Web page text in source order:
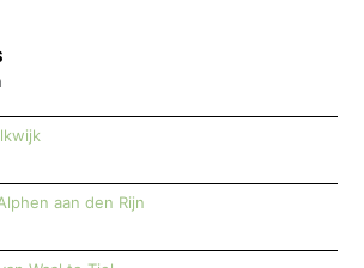
aan den Rijn